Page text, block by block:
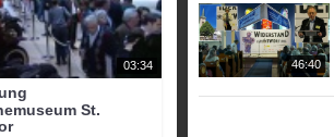
03:34
St.
46:40